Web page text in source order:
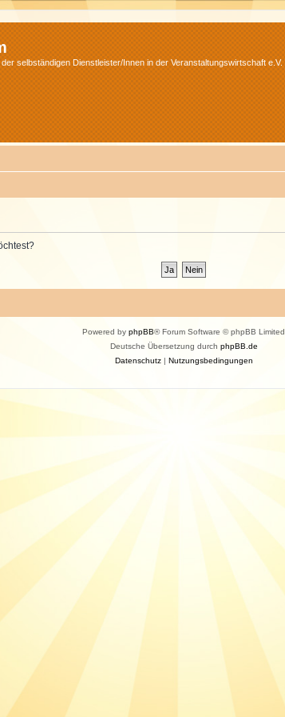
selbständigen Dienstleister/Innen in der Veranstaltungswirtschaft e.V.
Powered by phpBB® Forum Software © phpBB Limited
Deutsche Übersetzung durch phpBB.de
Datenschutz| Nutzungsbedingungen